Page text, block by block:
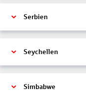
Serbien
Seychellen
Simbabwe